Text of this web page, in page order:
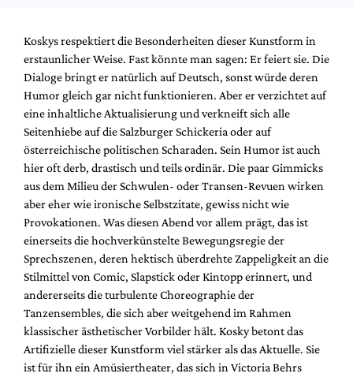
Koskys respektiert die Besonderheiten dieser Kunstform in
erstaunlicher Weise. Fast könnte man sagen: Er feiert sie. Die
Dialoge bringt er natürlich auf Deutsch, sonst würde deren
Humor gleich gar nicht funktionieren. Aber er verzichtet auf
eine inhaltliche Aktualisierung und verkneift sich alle
Seitenhiebe auf die Salzburger Schickeria oder auf
österreichische politischen Scharaden. Sein Humor ist auch
hier oft derb, drastisch und teils ordinär. Die paar Gimmicks
aus dem Milieu der Schwulen- oder Transen-Revuen wirken
aber eher wie ironische Selbstzitate, gewiss nicht wie
Provokationen. Was diesen Abend vor allem prägt, das ist
einerseits die hochverkünstelte Bewegungsregie der
Sprechszenen, deren hektisch überdrehte Zappeligkeit an die
Stilmittel von Comic, Slapstick oder Kintopp erinnert, und
andererseits die turbulente Choreographie der
Tanzensembles, die sich aber weitgehend im Rahmen
klassischer ästhetischer Vorbilder hält. Kosky betont das
Artifizielle dieser Kunstform viel stärker als das Aktuelle. Sie
ist für ihn ein Amüsiertheater, das sich in Victoria Behrs